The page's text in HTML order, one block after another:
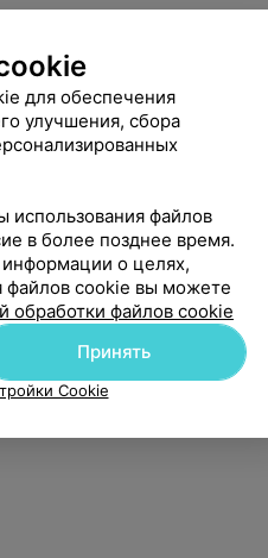
для обеспечения
улучшения, сбора
использования файлов
в более позднее время.
о целях,
файлов cookie вы можете
обработки файлов cookie
Принять
Cookie